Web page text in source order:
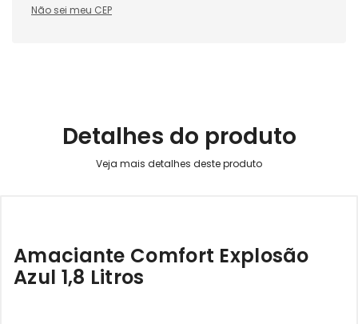
Não sei meu CEP
Detalhes do produto
Amaciante Comfort Explosão
Azul 1,8 Litros